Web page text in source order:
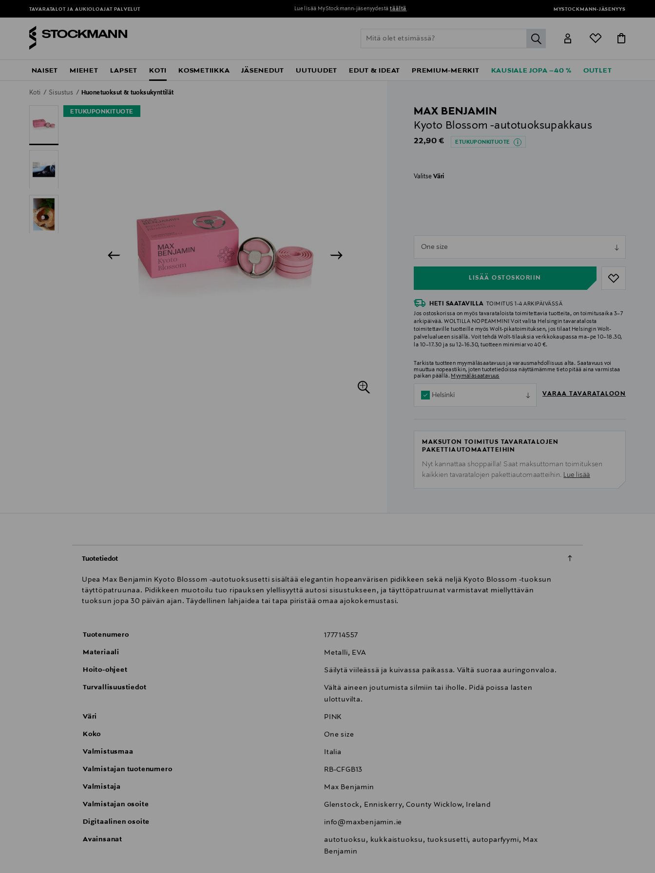
TAVARATALOT JA AUKIOLOAJAT PALVELUT Lue lisää MyStockmann-jäsenyydestä täältä MYSTOCKMANN-JÄSENYYS
label.header.go
NAISET MIEHET LAPSET KOTI KOSMETIIKKA JÄSENEDUT UUTUUDET EDUT & IDEAT PREMIUM-MERKIT KAUSIALE JOPA –40 % OUTLET
Koti Sisustus Huonetuoksut & tuoksukynttilät
ETUKUPONKITUOTE
MAX BENJAMIN
Kyoto Blossom -autotuoksupakkaus
Original Price
22,90 € ETUKUPONKITUOTE
ValitseVäri
One size
LISÄÄ OSTOSKORIIN
null
HETI SAATAVILLA
TOIMITUS 1-4 ARKIPÄIVÄSSÄ
Jos ostoskorissa on myös tavarataloista toimitettavia tuotteita, on toimitusaika 3–7
arkipäivää. WOLTILLA NOPEAMMIN! Voit valita Helsingin tavaratalosta
toimitettaville tuotteille myös Wolt-pikatoimituksen, jos tilaat Helsingin Wolt-
palvelualueen sisällä. Voit tehdä Wolt-tilauksia verkkokaupassa ma–pe 10–18.30,
la 10–17.30 ja su 12–16.30, tuotteen minimiarvo 40 €.
Tarkista tuotteen myymäläsaatavuus ja varausmahdollisuus alta. Saatavuus voi
muuttua nopeastikin, joten tuotetiedoissa näyttämämme tieto pitää aina varmistaa
paikan päällä. Myymäläsaatavuus
Helsinki VARAA TAVARATALOON
MAKSUTON TOIMITUS TAVARATALOJEN
PAKETTIAUTOMAATTEIHIN
Nyt kannattaa shoppailla! Saat maksuttoman toimituksen
kaikkien tavaratalojen pakettiautomaatteihin. Lue lisää
Tuotetiedot
Upea Max Benjamin Kyoto Blossom -autotuoksusetti sisältää elegantin hopeanvärisen pidikkeen sekä neljä Kyoto Blossom -tuoksun
täyttöpatruunaa. Pidikkeen muotoilu tuo ripauksen ylellisyyttä autosi sisustukseen, ja täyttöpatruunat varmistavat miellyttävän
tuoksun jopa 30 päivän ajan. Täydellinen lahjaidea tai tapa piristää omaa ajokokemustasi.
Tuotenumero 177714557
Materiaali Metalli, EVA
Hoito-ohjeet Säilytä viileässä ja kuivassa paikassa. Vältä suoraa auringonvaloa.
Turvallisuustiedot
Vältä aineen joutumista silmiin tai iholle. Pidä poissa lasten
ulottuvilta.
Väri PINK
Koko One size
Valmistusmaa Italia
Valmistajan tuotenumero RB-CFGB13
Valmistaja Max Benjamin
Valmistajan osoite Glenstock, Enniskerry, County Wicklow, Ireland
Digitaalinen osoite info@maxbenjamin.ie
Avainsanat
autotuoksu, kukkaistuoksu, tuoksusetti, autoparfyymi, Max
Benjamin